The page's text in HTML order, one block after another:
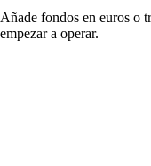
Añade fondos en euros o
empezar a operar.